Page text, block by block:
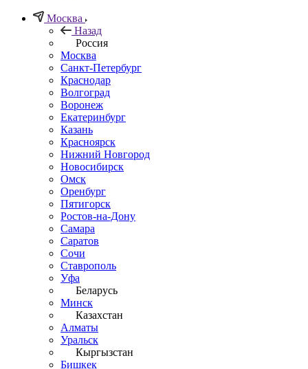
Москва
Назад
Россия
Москва
Санкт-Петербург
Краснодар
Волгоград
Воронеж
Екатеринбург
Казань
Красноярск
Нижний Новгород
Новосибирск
Омск
Оренбург
Пятигорск
Ростов-на-Дону
Самара
Саратов
Сочи
Ставрополь
Уфа
Беларусь
Минск
Казахстан
Алматы
Уральск
Кыргызстан
Бишкек